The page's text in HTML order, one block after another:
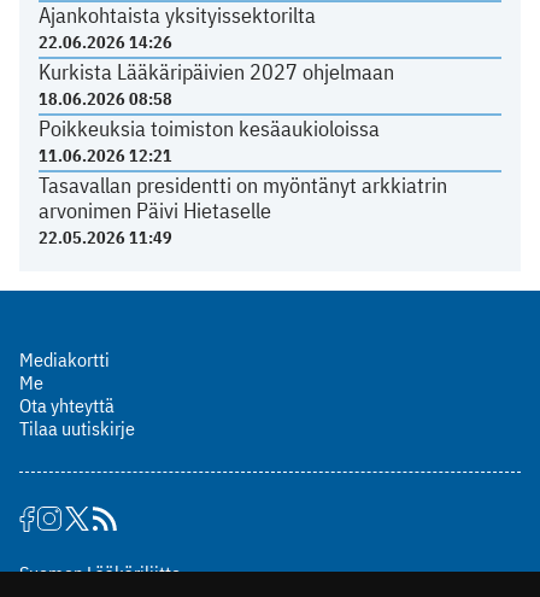
Ajankohtaista yksityissektorilta
22.06.2026 14:26
Kurkista Lääkäripäivien 2027 ohjelmaan
18.06.2026 08:58
Poikkeuksia toimiston kesäaukioloissa
11.06.2026 12:21
Tasavallan presidentti on myöntänyt arkkiatrin
arvonimen Päivi Hietaselle
22.05.2026 11:49
Mediakortti
Me
Ota yhteyttä
Tilaa uutiskirje
Suomen Lääkäriliitto